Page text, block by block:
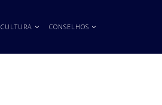
CULTURA CONSELHOS